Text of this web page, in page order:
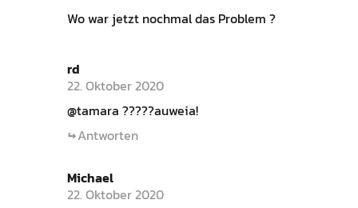
Wo war jetzt nochmal das Problem ?
rd
22. Oktober 2020
@tamara ?????auweia!
Antworten
Michael
22. Oktober 2020